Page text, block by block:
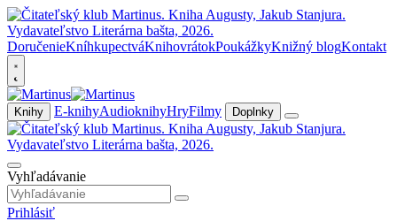
DoručenieKníhkupectváKnihovrátokPoukážkyKnižný blogKontakt
Knihy E-knihyAudioknihyHryFilmy Doplnky
Vyhľadávanie
Prihlásiť